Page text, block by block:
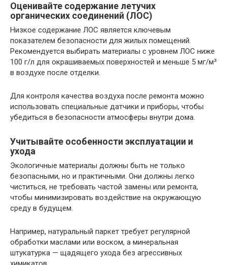
Оценивайте содержание летучих
органических соединений (ЛОС)
Низкое содержание ЛОС является ключевым
показателем безопасности для жилых помещений.
Рекомендуется выбирать материалы с уровнем ЛОС ниже
100 г/л для окрашиваемых поверхностей и меньше 5 мг/м³
в воздухе после отделки.
Для контроля качества воздуха после ремонта можно
использовать специальные датчики и приборы, чтобы
убедиться в безопасности атмосферы внутри дома.
Учитывайте особенности эксплуатации и
ухода
Экологичные материалы должны быть не только
безопасными, но и практичными. Они должны легко
чиститься, не требовать частой замены или ремонта,
чтобы минимизировать воздействие на окружающую
среду в будущем.
Например, натуральный паркет требует регулярной
обработки маслами или воском, а минеральная
штукатурка — щадящего ухода без агрессивных